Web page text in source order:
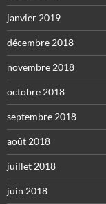
janvier 2019
décembre 2018
novembre 2018
octobre 2018
septembre 2018
août 2018
juillet 2018
juin 2018